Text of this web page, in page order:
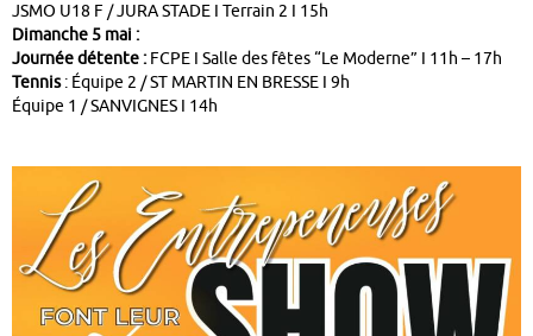
JSMO U18 F / JURA STADE I Terrain 2 I 15h
Dimanche 5 mai :
Journée détente :FCPE I Salle des fêtes “Le Moderne” I 11h – 17h
Tennis: Équipe 2 / ST MARTIN EN BRESSE I 9h
Équipe 1 / SANVIGNES I 14h